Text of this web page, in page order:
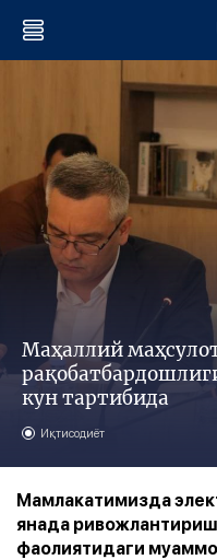
Маҳаллий
кун тартибида
Иқтисодиёт
Мамлакатимизда
янада
фаолиятидаги